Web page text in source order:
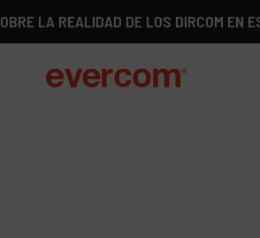
DE LOS DIRCOM EN ESPAÑA